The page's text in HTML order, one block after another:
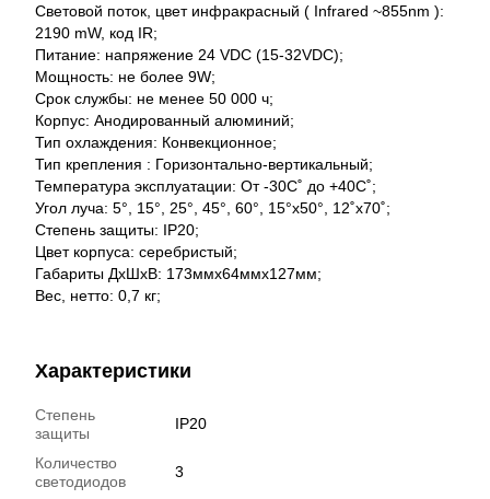
Световой поток, цвет инфракрасный ( Infrared ~855nm ):
2190 mW, код IR;
Питание: напряжение 24 VDC (15-32VDC);
Мощность: не более 9W;
Срок службы: не менее 50 000 ч;
Корпус: Анодированный алюминий;
Тип охлаждения: Конвекционное;
Тип крепления : Горизонтально-вертикальный;
Температура эксплуатации: От -30С˚ до +40С˚;
Угол луча: 5°, 15°, 25°, 45°, 60°, 15°x50°, 12˚x70˚;
Степень защиты: IP20;
Цвет корпуса: серебристый;
Габариты ДхШхВ: 173ммх64ммх127мм;
Вес, нетто: 0,7 кг;
Характеристики
Степень
защиты
IP20
Количество
светодиодов
3